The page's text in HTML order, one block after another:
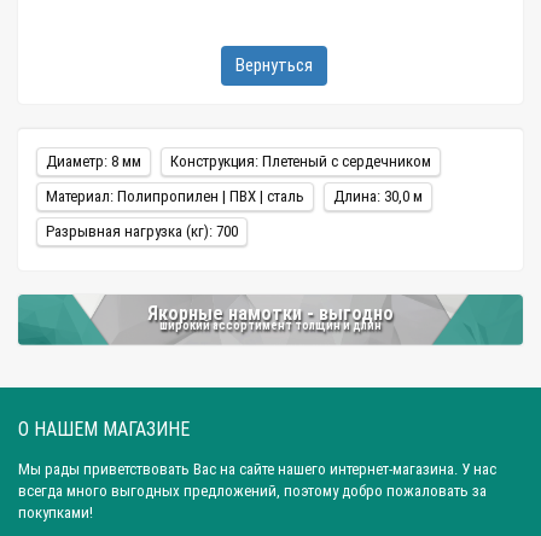
Вернуться
Диаметр: 8 мм
Конструкция: Плетеный с сердечником
Материал: Полипропилен | ПВХ | сталь
Длина: 30,0 м
Разрывная нагрузка (кг): 700
Якорные намотки - выгодно
широкий ассортимент толщин и длин
О НАШЕМ МАГАЗИНЕ
Мы рады приветствовать Вас на сайте нашего интернет-магазина. У нас
всегда много выгодных предложений, поэтому добро пожаловать за
покупками!